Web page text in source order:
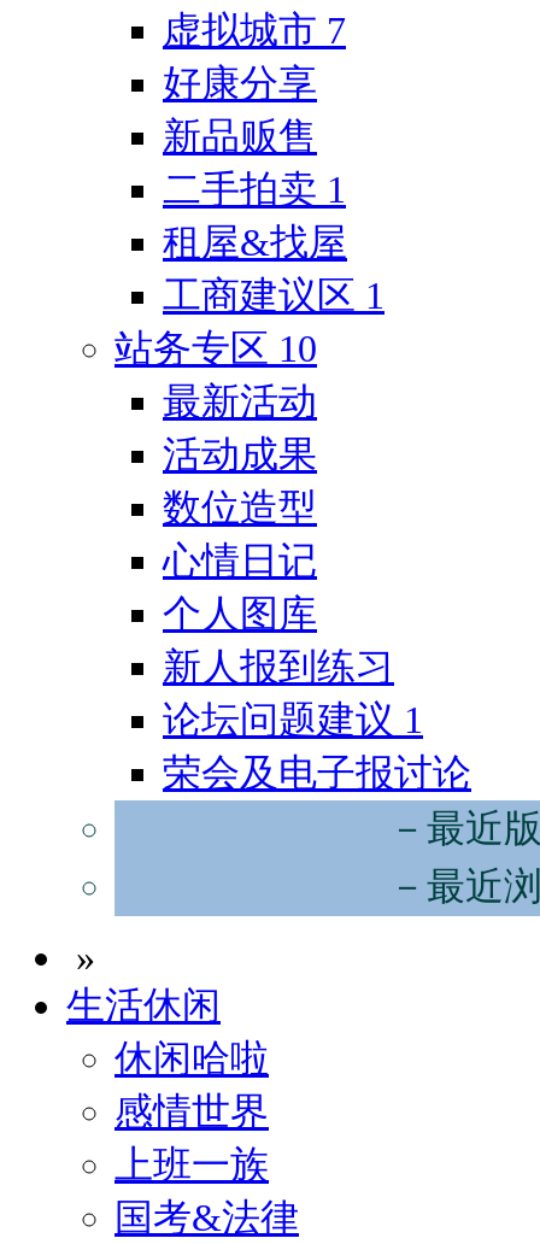
虚拟城市 7
好康分享
新品贩售
二手拍卖 1
租屋&找屋
工商建议区 1
站务专区 10
最新活动
活动成果
数位造型
心情日记
个人图库
新人报到练习
论坛问题建议 1
荣会及电子报讨论
－最近
－最近
»
生活休闲
休闲哈啦
感情世界
上班一族
国考&法律